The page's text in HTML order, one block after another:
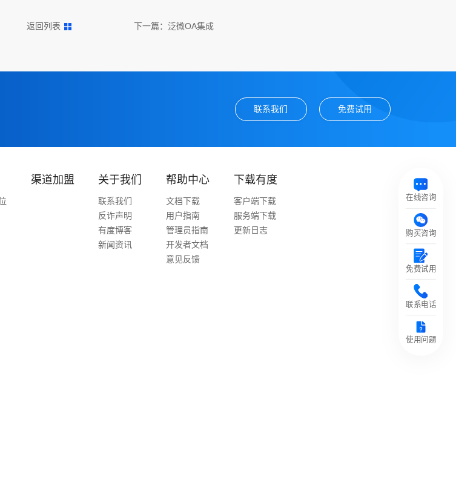
返回列表 下一篇： 泛微OA集成
联系我们 免费试用
在线咨询
购买咨询
免费试用
联系电话
使用问题
渠道加盟 关于我们
联系我们
反诈声明
有度博客
新闻资讯
帮助中心
文档下载
用户指南
管理员指南
开发者文档
意见反馈
下载有度
客户端下载
服务端下载
更新日志